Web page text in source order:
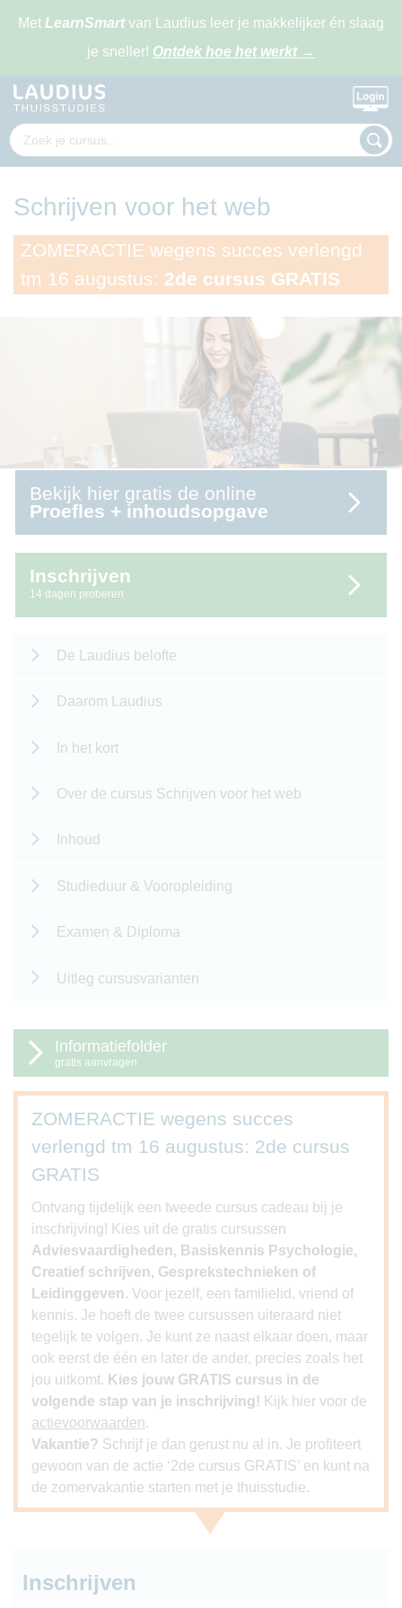
Met LearnSmartvan Laudius leer je makkelijker én slaag
je sneller! Ontdek hoe het werkt →
Schrijven voor het web
ZOMERACTIE wegens succes verlengd
tm 16 augustus: 2de cursus GRATIS
Bekijk hier gratis de online
Proefles + inhoudsopgave
Inschrijven
14 dagen proberen
De Laudius belofte
Daarom Laudius
In het kort
Over de cursus Schrijven voor het web
Inhoud
Studieduur & Vooropleiding
Examen & Diploma
Uitleg cursusvarianten
Informatiefolder
gratis aanvragen
ZOMERACTIE wegens succes
verlengd tm 16 augustus: 2de cursus
GRATIS
Ontvang tijdelijk een tweede cursus cadeau bij je
inschrijving! Kies uit de gratis cursussen
Adviesvaardigheden, Basiskennis Psychologie,
Creatief schrijven, Gesprekstechnieken of
Leidinggeven. Voor jezelf, een familielid, vriend of
kennis. Je hoeft de twee cursussen uiteraard niet
tegelijk te volgen. Je kunt ze naast elkaar doen, maar
ook eerst de één en later de ander, precies zoals het
jou uitkomt. Kies jouw GRATIS cursus in de
volgende stap van je inschrijving! Kijk hier voor de
actievoorwaarden.
Vakantie? Schrijf je dan gerust nu al in. Je profiteert
gewoon van de actie ‘2de cursus GRATIS’ en kunt na
de zomervakantie starten met je thuisstudie.
Inschrijven